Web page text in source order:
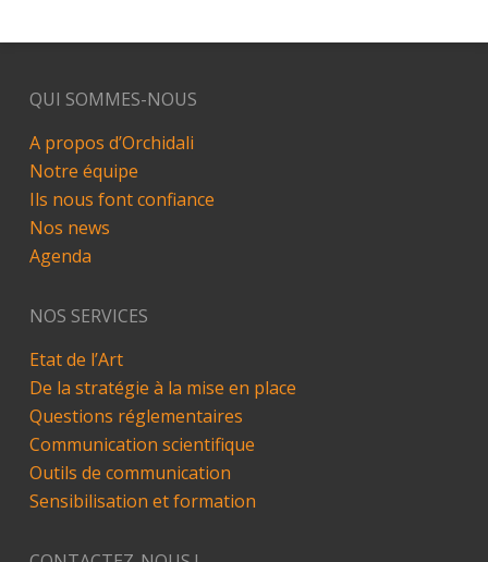
QUI SOMMES-NOUS
A propos d’Orchidali
Notre équipe
Ils nous font confiance
Nos news
Agenda
NOS SERVICES
Etat de l’Art
De la stratégie à la mise en place
Questions réglementaires
Communication scientifique
Outils de communication
Sensibilisation et formation